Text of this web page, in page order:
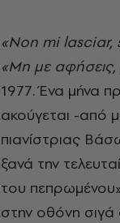
«Non mi lasciar, soccorrimi, pietà Signor, pietà! Deh, non m'abbandonar!»
«Μη με αφήσεις,
1977. Ένα μήνα
ακούγεται -από
πιανίστριας
ξανά την
του
στην οθόνη σιγά